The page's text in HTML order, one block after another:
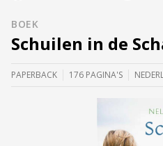
BOEK
Schuilen in de
PAPERBACK 176 PAGINA'S